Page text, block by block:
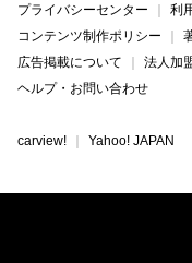
プライバシーセンター
利
コンテンツ制作ポリシー
広告掲載について
法人加
ヘルプ・お問い合わせ
carview! Yahoo! JAPAN